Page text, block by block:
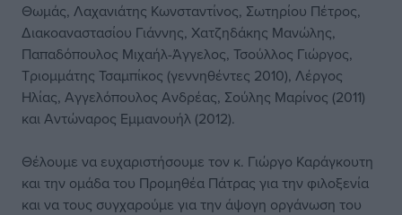
Θωμάς, Λαχανιάτης Κωνσταντίνος, Σωτηρίου Πέτρος,
Διακοαναστασίου Γιάννης, Χατζηδάκης Μανώλης,
Παπαδόπουλος Μιχαήλ-Άγγελος, Τσούλλος Γιώργος,
Τριομμάτης Τσαμπίκος (γεννηθέντες 2010), Λέργος
Ηλίας, Αγγελόπουλος Ανδρέας, Σούλης Μαρίνος (2011)
και Αντώναρος Εμμανουήλ (2012).
Θέλουμε να ευχαριστήσουμε τον κ. Γιώργο Καράγκουτη
και την ομάδα του Προμηθέα Πάτρας για την φιλοξενία
και να τους συγχαρούμε για την άψογη οργάνωση του